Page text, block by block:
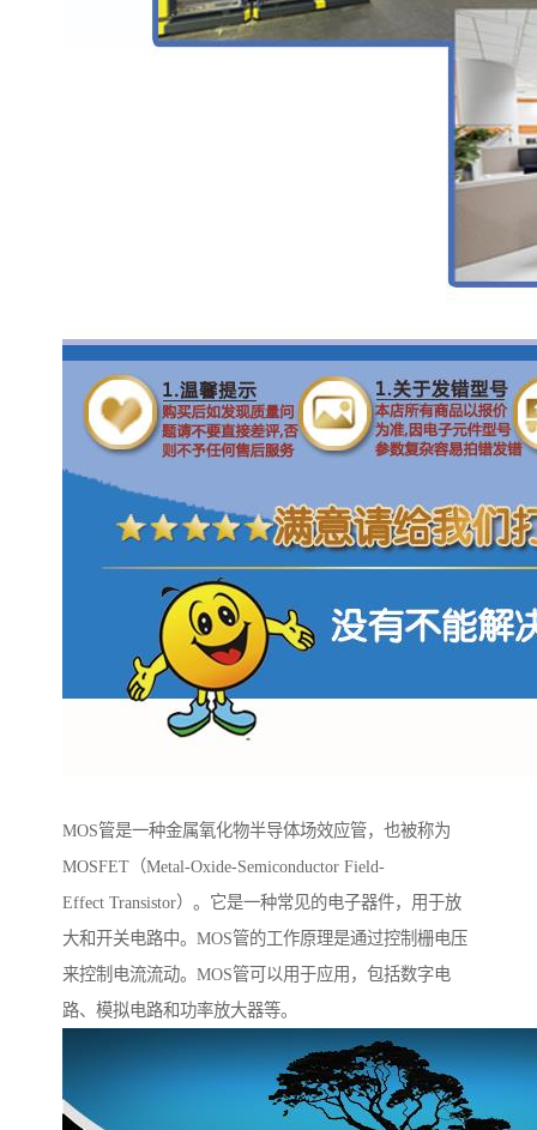
MOS管是一种金属氧化物半导体场效应管，也被称为
MOSFET（Metal-Oxide-Semiconductor Field-
Effect Transistor）。它是一种常见的电子器件，用于放
大和开关电路中。MOS管的工作原理是通过控制栅电压
来控制电流流动。MOS管可以用于应用，包括数字电
路、模拟电路和功率放大器等。